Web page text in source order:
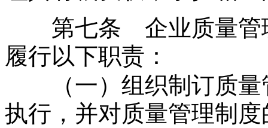
第七条 企业质量管理
履行以下职责：
（一）组织制订质量
执行，并对质量管理制